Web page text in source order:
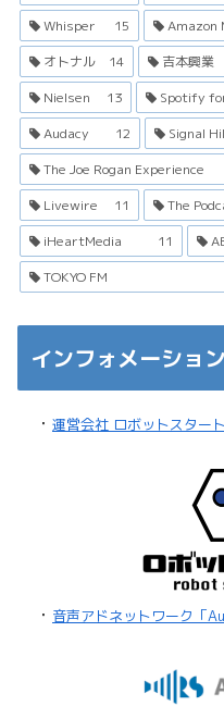
Whisper
15 Amazon
オトナル
14 吉本興業
Nielsen
13 Spotify
Audacy
12 Signal
The Joe Rogan Experience
Livewire
11 The
iHeartMedia
11
TOKYO FM
インフォメーション
・ 運営会社 ロボットスタート
・ 音声アドネットワーク「